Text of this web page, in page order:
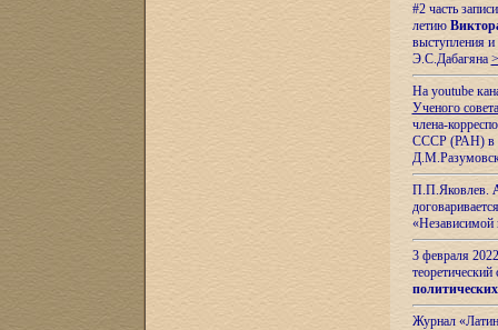
#2 часть
летию
выступления
Э.С.Дабагяна
На youtube
Ученого
члена-
СССР (РАН) в
П.П.Яковлев.
«Независимой
3 февраля
теоретический
Журнал